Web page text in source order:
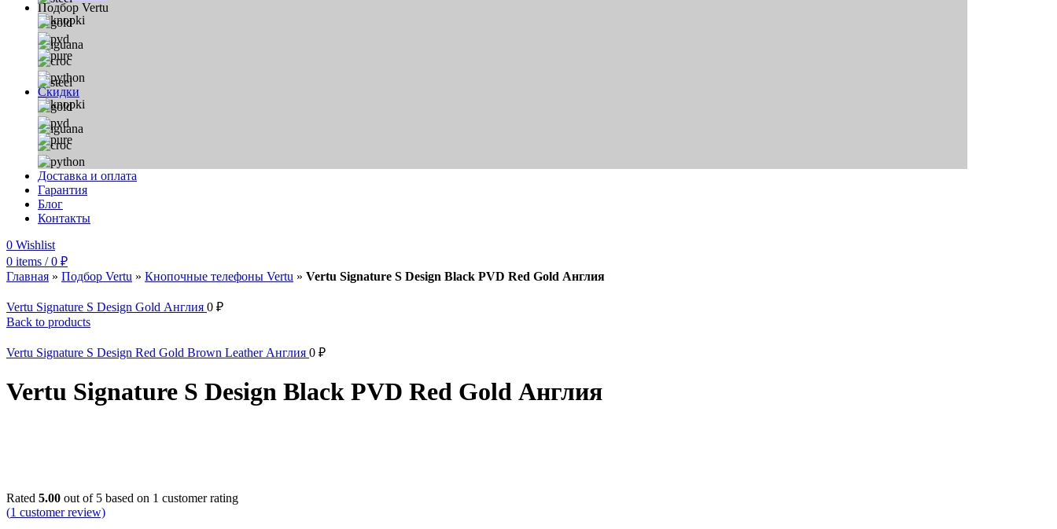
Подбор Vertu
Скидки
Доставка и оплата
Гарантия
Блог
Контакты
0 Wishlist
0 items / 0 ₽
Главная » Подбор Vertu » Кнопочные телефоны Vertu » Vertu Signature S Design Black PVD Red Gold Англия
Vertu Signature S Design Gold Англия 0 ₽
Back to products
Vertu Signature S Design Red Gold Brown Leather Англия 0 ₽
Vertu Signature S Design Black PVD Red Gold Англия
Rated 5.00 out of 5 based on 1 customer rating
(1 customer review)